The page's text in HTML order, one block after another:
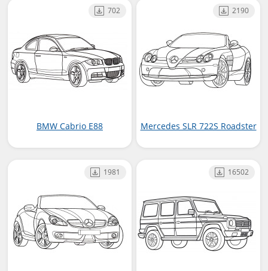
BMW Cabrio E88
702
Mercedes SLR 722S Roadster
2190
1981 16502